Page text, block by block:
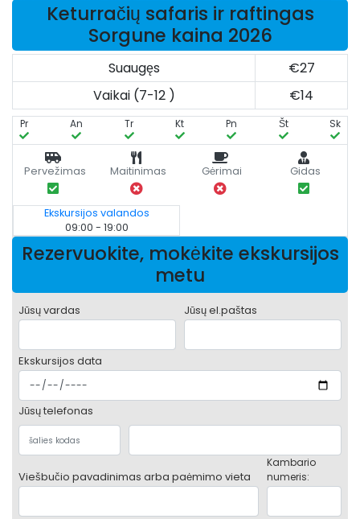
Keturračių safaris ir raftingas
Sorgune kaina 2026
Suaugęs
€27
Vaikai (7-12 )
€14
Pr An Tr Kt Pn Št Sk
Pervežimas Maitinimas Gėrimai Gidas
Ekskursijos valandos
09:00 - 19:00
Rezervuokite, mokėkite ekskursijos
metu
Jūsų vardas Jūsų el.paštas
Ekskursijos data
Jūsų telefonas
Viešbučio pavadinimas arba paėmimo vieta
Kambario
numeris: